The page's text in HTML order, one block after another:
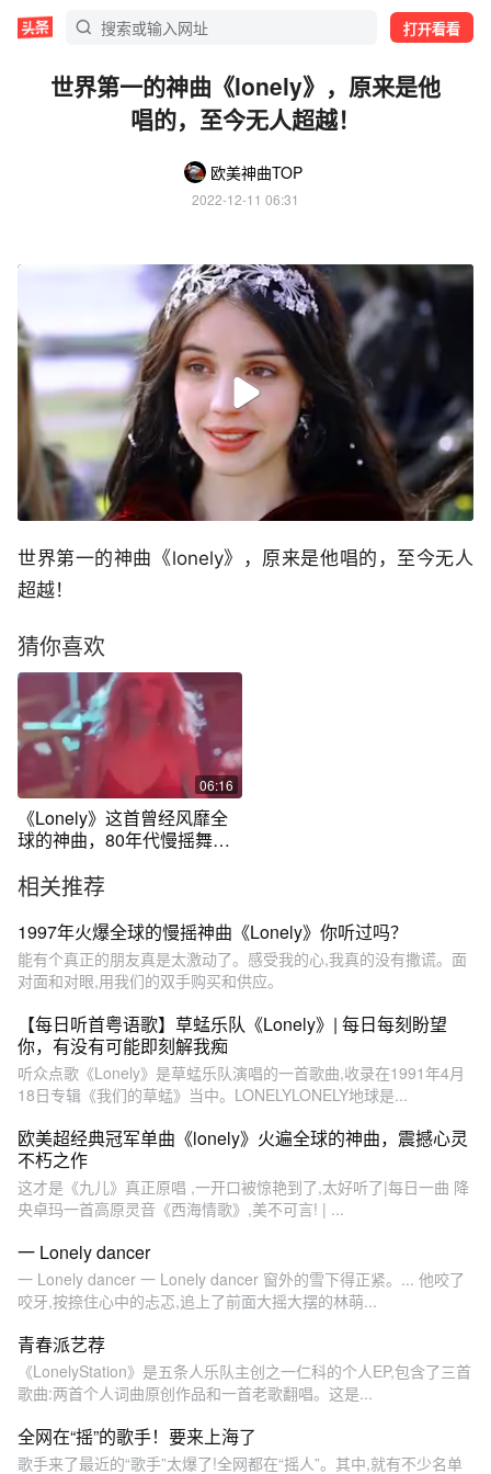
打开看看
世界第一的神曲《lonely》，原来是他
唱的，至今无人超越！
欧美神曲TOP
2022-12-11 06:31
世界第一的神曲《lonely》，原来是他唱的，至今无人
超越！
猜你喜欢
06:16
《Lonely》这首曾经风靡全
球的神曲，80年代慢摇舞
相关推荐
1997年火爆全球的慢摇神曲《Lonely》你听过吗？
能有个真正的朋友真是太激动了。感受我的心,我真的没有撒谎。面
对面和对眼,用我们的双手购买和供应。
【每日听首粤语歌】草蜢乐队《Lonely》| 每日每刻盼望
你，有没有可能即刻解我痴
听众点歌《Lonely》是草蜢乐队演唱的一首歌曲,收录在1991年4月
18日专辑《我们的草蜢》当中。LONELYLONELY地球是...
欧美超经典冠军单曲《lonely》火遍全球的神曲，震撼心灵
不朽之作
这才是《九儿》真正原唱 ,一开口被惊艳到了,太好听了|每日一曲 降
央卓玛一首高原灵音《西海情歌》,美不可言! | ...
一 Lonely dancer
一 Lonely dancer 一 Lonely dancer 窗外的雪下得正紧。... 他咬了
咬牙,按捺住心中的忐忑,追上了前面大摇大摆的林萌...
青春派艺荐
《LonelyStation》是五条人乐队主创之一仁科的个人EP,包含了三首
歌曲:两首个人词曲原创作品和一首老歌翻唱。这是...
全网在“摇”的歌手！要来上海了
歌手来了最近的“歌手”太爆了!全网都在“摇人”。其中,就有不少名单